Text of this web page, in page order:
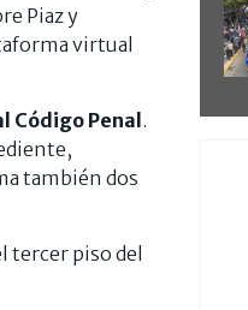
Piaz y
virtual
Código Penal.
también dos